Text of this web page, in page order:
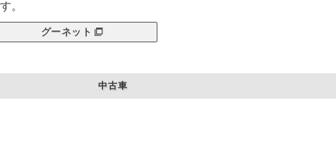
。
グーネット
中古車